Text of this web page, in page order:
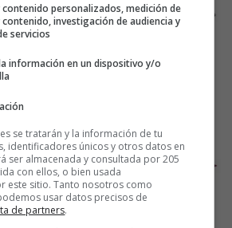
contenido personalizados, medición de
contenido, investigación de audiencia y
servicios
información en un dispositivo y/o
se tratarán y la información de tu
identificadores únicos y otros datos en
ser almacenada y consultada por 205
con ellos, o bien usada
este sitio. Tanto nosotros como
usar datos precisos de
de partners.